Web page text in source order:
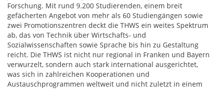
Forschung. Mit rund 9.200 Studierenden, einem breit
gefächerten Angebot von mehr als 60 Studiengängen sowie
zwei Promotionszentren deckt die THWS ein weites Spektrum
ab, das von Technik über Wirtschafts- und
Sozialwissenschaften sowie Sprache bis hin zu Gestaltung
reicht. Die THWS ist nicht nur regional in Franken und Bayern
verwurzelt, sondern auch stark international ausgerichtet,
was sich in zahlreichen Kooperationen und
Austauschprogrammen weltweit und nicht zuletzt in einem